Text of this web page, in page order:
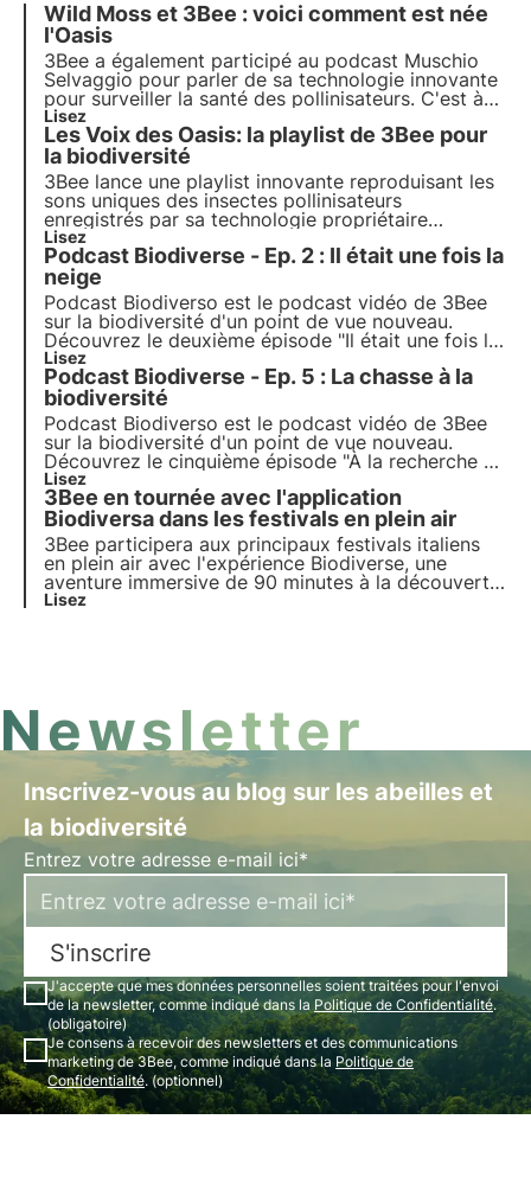
Wild Moss et 3Bee : voici comment est née
l'Oasis
3Bee a également participé au podcast Muschio
Selvaggio pour parler de sa technologie innovante
pour surveiller la santé des pollinisateurs. C'est à
cette occasion que nous avons commencé à nous
considérer comme le "concepteur" de la
biodiversité et que sont nées les
biodiversité .
Lisez
Les Voix des Oasis: la playlist de 3Bee pour
la biodiversité
3Bee lance une playlist innovante reproduisant les
sons uniques des insectes pollinisateurs
enregistrés par sa technologie propriétaire
Spectrum. Un projet spécial de divulgation,
amplifié grâce au soutien de Metro 5 Milan, pour
raconter l'histoire du rôle des villes dans la
régénération.
Lisez
Podcast Biodiverse - Ep. 2 : Il était une fois la
neige
Podcast Biodiverso est le podcast vidéo de 3Bee
sur la biodiversité d'un point de vue nouveau.
Découvrez le deuxième épisode "Il était une fois la
neige", qui explore le thème de SOS neige et du
tourisme de montagne durable, avec l'animatrice
Sofia Farina.
Lisez
Podcast Biodiverse - Ep. 5 : La chasse à la
biodiversité
Podcast Biodiverso est le podcast vidéo de 3Bee
sur la biodiversité d'un point de vue nouveau.
Découvrez le cinquième épisode "À la recherche de
la biodiversité", qui explore le rôle de la chasse
dans la protection de la biodiversité, avec
l'animateur Nicolò Mottadelli.
Lisez
3Bee en tournée avec l'application
Biodiversa dans les festivals en plein air
3Bee participera aux principaux festivals italiens
en plein air avec l'expérience Biodiverse, une
aventure immersive de 90 minutes à la découverte
de la biodiversité végétale, guidée par un guide de
Lisez
Newsletter
Inscrivez-vous au blog sur les abeilles et
la biodiversité
Entrez votre adresse e-mail ici*
S'inscrire
J'accepte que mes données personnelles soient traitées pour l'envoi
de la newsletter, comme indiqué dans la Politique de Confidentialité.
(obligatoire)
Je consens à recevoir des newsletters et des communications
marketing de 3Bee, comme indiqué dans la Politique de
Confidentialité. (optionnel)